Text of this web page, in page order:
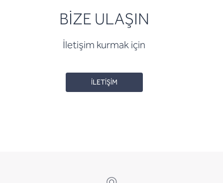
BİZE ULAŞIN
İletişim kurmak için
İLETİŞİM